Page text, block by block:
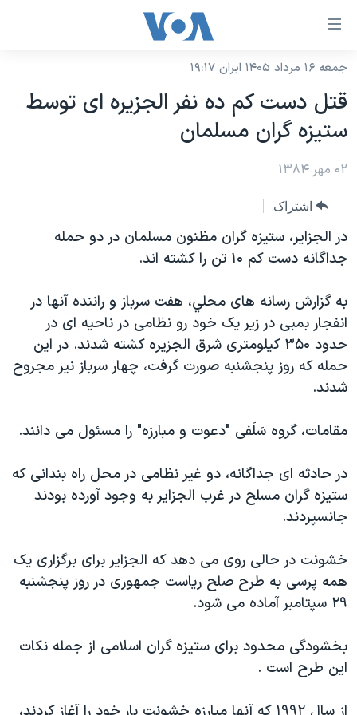
لینکهای
دسترسی
جهش
محتوای
اصلی
جهش
صفحه
اصلی
جهش
جستجو
نسخه سبک وب‌سایت
موضوع ها
ایران
آمریکا
جهان
ورزشی
ویژه برنامه‌ها
ویدیوها
فرهنگ و زندگی
اقتصادی
اسرائیل در جنگ
گالری عکس
برنامه های تلویزیونی
جدول برنامه ها
صفحه‌های ویژه
جام جهانی ۲۰۲۶
۲۵۰سالگی آمریکا
بایگانی برنامه‌های تلویزیونی
مستندها
حمله جمهوری اسلامی به اسرائیل
ورزش زنان در ایران
اعتراضات زن، زندگی، آزادی
تریبونال مردمی آبان ۹۸
دادگاه حمید نوری
قانون شفافیت دارائی کادر رهبری ایران
فرکانس‌های صدای آمریکا
یادگیری زبان انگلیسی
دنبال کنید
زبانهای مختلف
جمعه ۱۶ مرداد ۱۴۰۵ ایران ۱۹:۱۷
قتل دست کم ده نفر الجزيره ای توسط
ستيزه گران مسلمان
۰۲ مهر ۱۳۸۴
اشتراک
در الجزاير، ستيزه گران مظنون مسلمان در دو حمله
جداگانه دست کم ۱۰ تن را کشته اند.
به گزارش رسانه های محلي، هفت سرباز و راننده آنها در
انفجار بمبی در زير يک خود رو نظامی در ناحيه ای در
حدود ۳۵۰ کيلومتری شرق الجزيره کشته شدند. در اين
حمله که روز پنجشنبه صورت گرفت، چهار سرباز نير مجروح
شدند.
مقامات، گروه سَلَفی "دعوت و مبارزه" را مسئول می دانند.
در حادثه ای جداگانه، دو غير نظامی در محل راه بندانی که
ستيزه گران مسلح در غرب الجزاير به وجود آورده بودند
جانسپردند.
خشونت در حالی روی می دهد که الجزاير برای برگزاری يک
همه پرسی به طرح صلح رياست جمهوری در روز پنجشنبه
۲۹ سپتامبر آماده می شود.
بخشودگی محدود برای ستيزه گران اسلامی از جمله نکات
اين طرح است .